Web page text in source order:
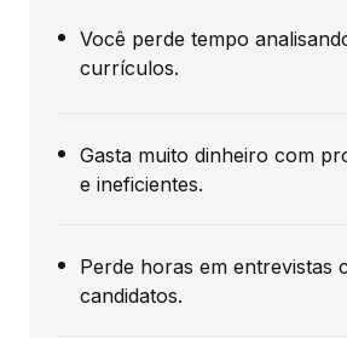
Você perde tempo
currículos.
Gasta muito dinheiro com
e ineficientes.
Perde horas em entrevistas
candidatos.